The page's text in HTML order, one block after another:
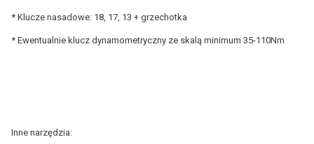
* Klucze nasadowe: 18, 17, 13 + grzechotka
* Ewentualnie klucz dynamometryczny ze skalą minimum 35-110Nm
Inne narzędzia: